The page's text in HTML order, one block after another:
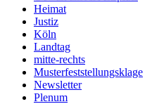
Heimat
Justiz
Köln
Landtag
mitte-rechts
Musterfeststellungsklage
Newsletter
Plenum